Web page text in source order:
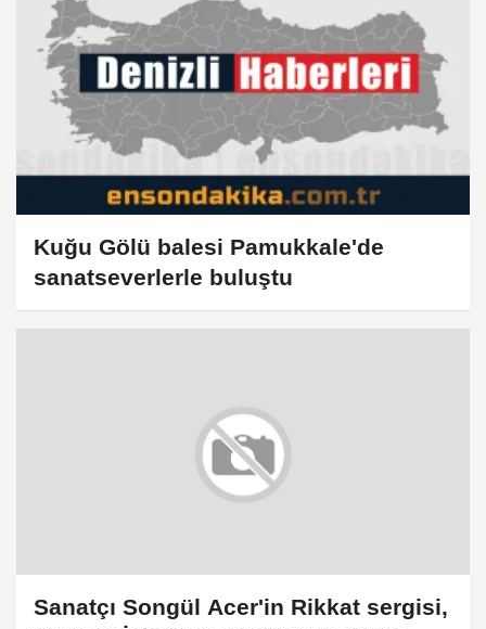
Kuğu Gölü balesi Pamukkale'de
sanatseverlerle buluştu
Sanatçı Songül Acer'in Rikkat sergisi,